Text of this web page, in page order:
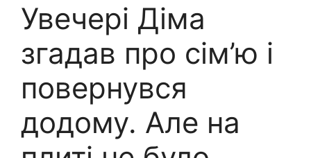
Увечері Діма
згадав про сім’ю і
повернувся
додому. Але на